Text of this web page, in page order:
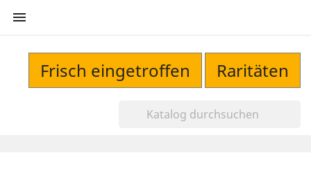

Frisch eingetroffen Raritäten